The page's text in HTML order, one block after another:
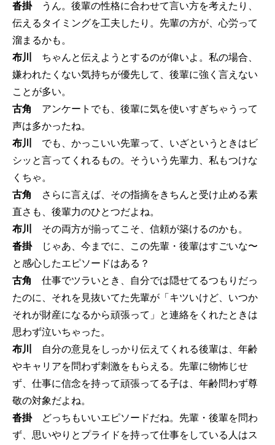
沓掛うん。後輩の性格に合わせて言い方を考えたり、
伝えるタイミングを工夫したり。先輩の方が、心労って
溜まるかも。
布川
ちゃんと伝えようとするのが偉いよ。私の場合、
嫌われたくない気持ちが優先して、後輩に強く言えない
ことが多い。
古角
アンケートでも、後輩に気を使いすぎちゃうって
声は多かったね。
布川
でも、かっこいい先輩って、いざというときはビ
シッと言ってくれるもの。そういう先輩力、私もつけな
くちゃ。
古角
さらに言えば、その指摘をきちんと受け止める素
直さも、後輩力のひとつだよね。
布川
その両方が揃ってこそ、信頼が築けるのかも。
沓掛じゃあ、今までに、この先輩・後輩はすごいな〜
と感心したエピソードはある？
古角
仕事でツラいとき、自分では隠せてるつもりだっ
たのに、それを見抜いてた先輩が「キツいけど、いつか
それが財産になるから頑張って」と連絡をくれたときは
思わず泣いちゃった。
布川
自分の意見をしっかり伝えてくれる後輩は、年齢
やキャリアを問わず刺激をもらえる。先輩に物怖じせ
ず、仕事に信念を持って頑張ってる子は、年齢問わず尊
敬の対象だよね。
沓掛どっちもいいエピソードだね。先輩・後輩を問わ
ず、思いやりとプライドを持って仕事をしている人はス